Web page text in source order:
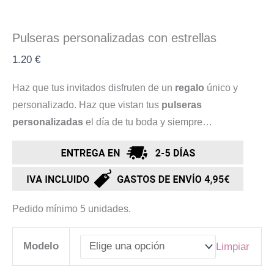
Pulseras personalizadas con estrellas
1.20 €
Haz que tus invitados disfruten de un regalo único y
personalizado. Haz que vistan tus pulseras
personalizadas el día de tu boda y siempre…
Pedido mínimo 5 unidades.
Modelo Limpiar